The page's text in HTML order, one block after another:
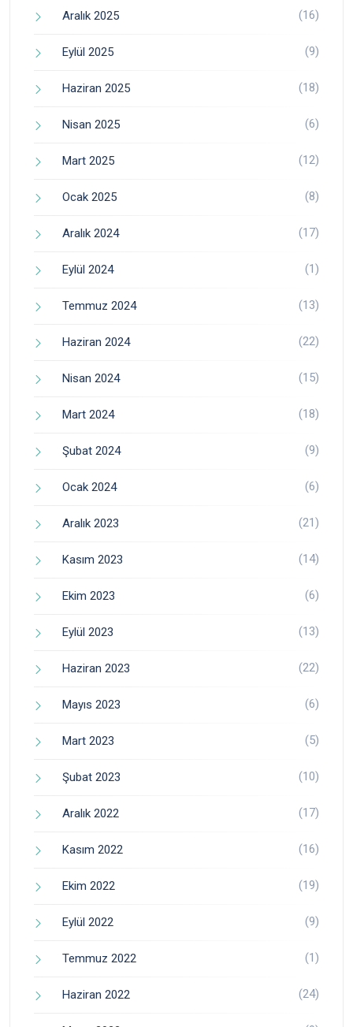
Aralık 2025 (16)
Eylül 2025 (9)
Haziran 2025 (18)
Nisan 2025 (6)
Mart 2025 (12)
Ocak 2025 (8)
Aralık 2024 (17)
Eylül 2024 (1)
Temmuz 2024 (13)
Haziran 2024 (22)
Nisan 2024 (15)
Mart 2024 (18)
Şubat 2024 (9)
Ocak 2024 (6)
Aralık 2023 (21)
Kasım 2023 (14)
Ekim 2023 (6)
Eylül 2023 (13)
Haziran 2023 (22)
Mayıs 2023 (6)
Mart 2023 (5)
Şubat 2023 (10)
Aralık 2022 (17)
Kasım 2022 (16)
Ekim 2022 (19)
Eylül 2022 (9)
Temmuz 2022 (1)
Haziran 2022 (24)